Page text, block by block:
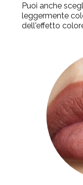
Puoi anche
leggermente
dell'effetto